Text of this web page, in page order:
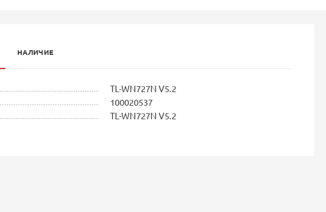
НАЛИЧИЕ
TL-WN727N V5.2
100020537
TL-WN727N V5.2